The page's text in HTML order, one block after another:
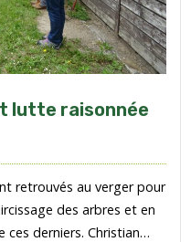
lutte raisonnée
retrouvés au verger pour
des arbres et en
ces derniers. Christian…